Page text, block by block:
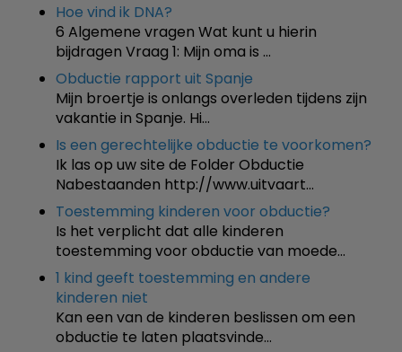
Hoe vind ik DNA?
6 Algemene vragen Wat kunt u hierin
bijdragen Vraag 1: Mijn oma is …
Obductie rapport uit Spanje
Mijn broertje is onlangs overleden tijdens zijn
vakantie in Spanje. Hi…
Is een gerechtelijke obductie te voorkomen?
Ik las op uw site de Folder Obductie
Nabestaanden http://www.uitvaart…
Toestemming kinderen voor obductie?
Is het verplicht dat alle kinderen
toestemming voor obductie van moede…
1 kind geeft toestemming en andere
kinderen niet
Kan een van de kinderen beslissen om een
obductie te laten plaatsvinde…